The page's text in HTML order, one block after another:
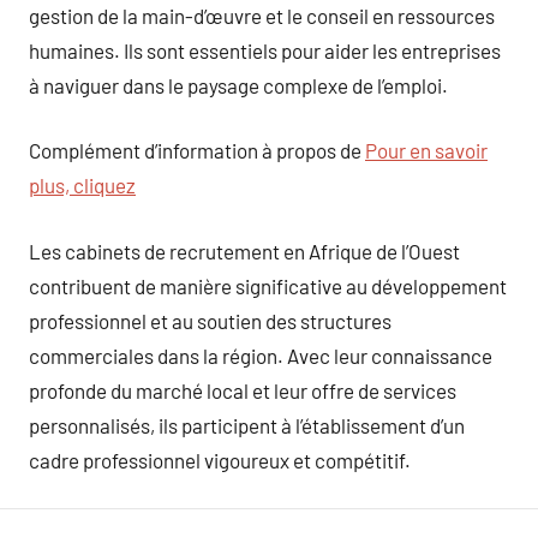
gestion de la main-d’œuvre et le conseil en ressources
humaines. Ils sont essentiels pour aider les entreprises
à naviguer dans le paysage complexe de l’emploi.
Complément d’information à propos de Pour en savoir
plus, cliquez
Les cabinets de recrutement en Afrique de l’Ouest
contribuent de manière significative au développement
professionnel et au soutien des structures
commerciales dans la région. Avec leur connaissance
profonde du marché local et leur offre de services
personnalisés, ils participent à l’établissement d’un
cadre professionnel vigoureux et compétitif.